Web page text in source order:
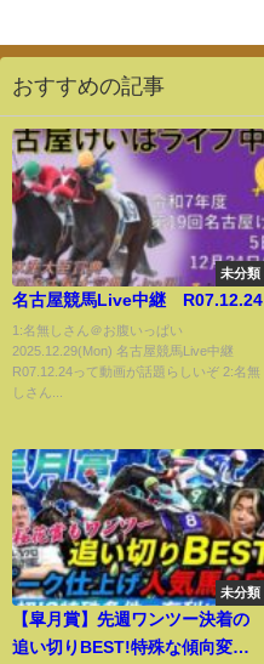
おすすめの記事
未分類
名古屋競馬Live中継 R07.12.24
1:名無しさん＠お腹いっぱい
2025.12.29(Mon) 名古屋競馬Live中継
R07.12.24って動画が話題らしいぞ 2:名無
しさん...
未分類
【皐月賞】先週ワンツー決着の
追い切りBEST!特殊な傾向変化